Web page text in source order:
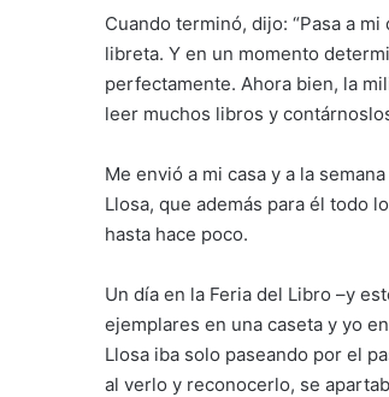
Cuando terminó, dijo: “Pasa a
libreta. Y en un momento
perfectamente. Ahora bien, la
leer muchos libros y
Me envió a mi casa y a la
Llosa, que además para él todo
hasta hace poco.
Un día en la Feria del Libro –y
ejemplares en una caseta y yo
Llosa iba solo paseando por el
al verlo y reconocerlo, se